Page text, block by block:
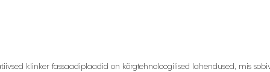
klinker fassaadiplaadid on kõrgtehnoloogilised lahendused, mis